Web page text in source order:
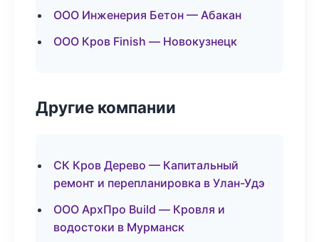
ООО Инженерия Бетон — Абакан
ООО Кров Finish — Новокузнецк
Другие компании
СК Кров Дерево — Капитальный
ремонт и перепланировка в Улан-Удэ
ООО АрхПро Build — Кровля и
водостоки в Мурманск